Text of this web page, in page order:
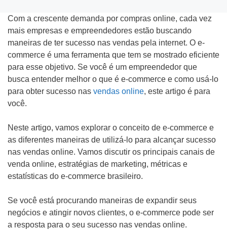
Com a crescente demanda por compras online, cada vez
mais empresas e empreendedores estão buscando
maneiras de ter sucesso nas vendas pela internet. O e-
commerce é uma ferramenta que tem se mostrado eficiente
para esse objetivo. Se você é um empreendedor que
busca entender melhor o que é e-commerce e como usá-lo
para obter sucesso nas vendas online, este artigo é para
você.
Neste artigo, vamos explorar o conceito de e-commerce e
as diferentes maneiras de utilizá-lo para alcançar sucesso
nas vendas online. Vamos discutir os principais canais de
venda online, estratégias de marketing, métricas e
estatísticas do e-commerce brasileiro.
Se você está procurando maneiras de expandir seus
negócios e atingir novos clientes, o e-commerce pode ser
a resposta para o seu sucesso nas vendas online.
Google ADS
Criação de Loja Virtual
SEO (Ranking no Google)
Marketing Digital
Mídias Sociais
Outros